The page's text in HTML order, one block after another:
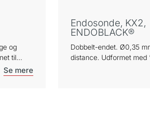
og
til
f.eks.
af
Endosonde, KX2,
ENDOBLACK®
Dobbelt-endet. Ø0,35
distance. Udformet med
spids. Ideel i
molarer og præmolarer.